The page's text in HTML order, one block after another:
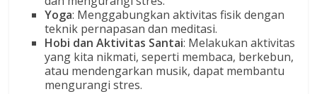
Yoga: Menggabungkan aktivitas fisik dengan
teknik pernapasan dan meditasi.
Hobi dan Aktivitas Santai: Melakukan aktivitas
yang kita nikmati, seperti membaca, berkebun,
atau mendengarkan musik, dapat membantu
mengurangi stres.